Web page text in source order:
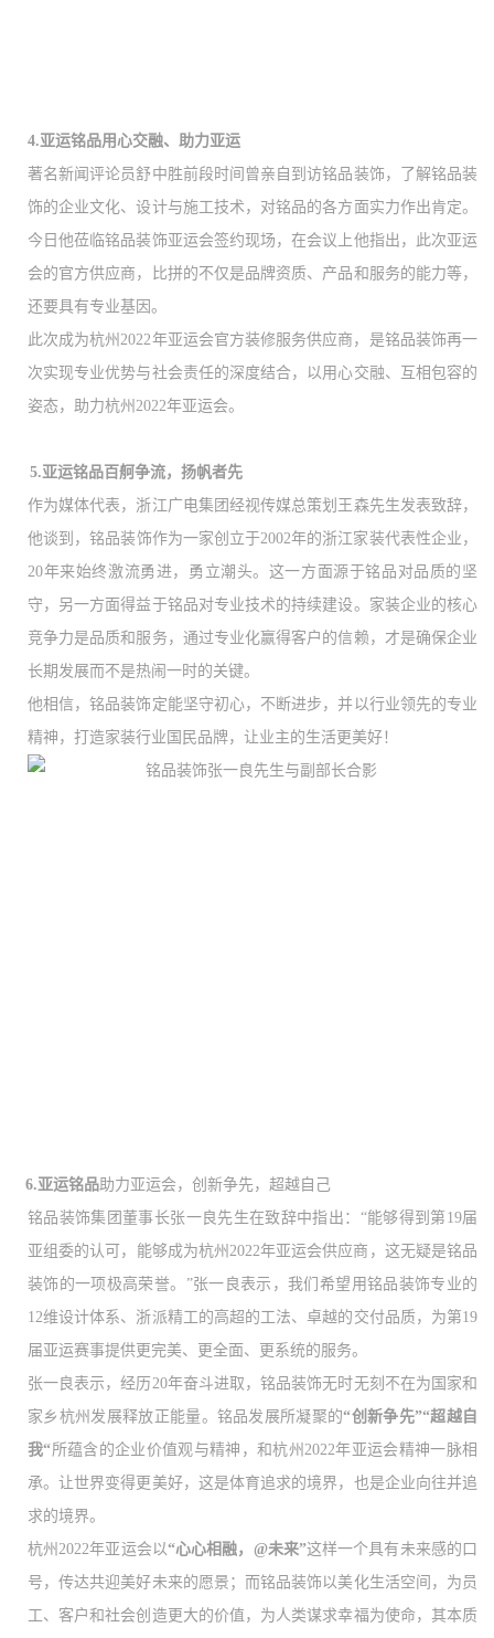
4.亚运铭品用心交融、助力亚运
著名新闻评论员舒中胜前段时间曾亲自到访铭品装饰，了解铭品装
饰的企业文化、设计与施工技术，对铭品的各方面实力作出肯定。
今日他莅临铭品装饰亚运会签约现场，在会议上他指出，此次亚运
会的官方供应商，比拼的不仅是品牌资质、产品和服务的能力等，
还要具有专业基因。
此次成为杭州 2022年亚运会官方装修服务供应商，是铭品装饰再一
次实现专业优势与社会责任的深度结合，以用心交融、互相包容的
姿态，
助力杭州 2022年亚运会。
5.亚运铭品百舸争流，扬帆者先
作为媒体代表，浙江广电集团经视传媒总策划王森先生发表致辞，
他谈到，铭品装饰作为一家创立于2002年的浙江家装代表性企业，
20年来始终激流勇进，勇立潮头。这一方面源于铭品对品质的坚
守，另一方面得益于铭品对专业技术的持续建设。家装企业的核心
竞争力是品质和服务，通过专业化赢得客户的信赖，才是确保企业
长期发展而不是热闹一时的关键。
他相信，铭品装饰定能坚守初心，不断进步，并以行业领先的专业
精神， 打造家装行业国民品牌，让业主的生活更美好！
6.亚运铭品助力亚运会，创新争先，超越自己
铭品装饰集团董事长张一良先生在致辞中指出： “能够得到第19届
亚组委的认可，能够成为杭州2022年亚运会供应商，这无疑是铭品
装饰的一项极高荣誉。”张一良表示，我们希望用铭品装饰专业的
12维设计体系、浙派精工的高超的工法、卓越的交付品质，为第19
届亚运赛事提供更完美、更全面、更系统的服务。
张一良表示，经历20年奋斗进取，铭品装饰无时无刻不在为国家和
家乡杭州发展释放正能量。铭品发展所凝聚的“创新争先”“超越自
我“所蕴含的企业价值观与精神，和杭州 2022年亚运会精神一脉相
承。让世界变得更美好，这是体育追求的境界，也是企业向往并追
求的境界。
杭州 2022年亚运会以“心心相融，@未来”这样一个具有未来感的口
号，传达共迎美好未来的愿景；而铭品装饰以美化生活空间，为员
工、客户和社会创造更大的价值，为人类谋求幸福为使命，其本质